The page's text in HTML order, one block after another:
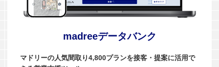
madreeデータバンク
マドリーの人気間取り4,800プランを接客・提案に活用で